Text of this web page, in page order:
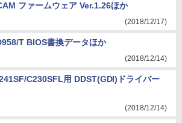
ファームウェア Ver.1.26ほか
(2018/12/17)
T BIOS書換データほか
(2018/12/14)
C230SFL用 DDST(GDI)ドライバー
(2018/12/14)